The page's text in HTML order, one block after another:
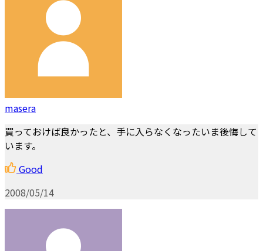
masera
買っておけば良かったと、手に入らなくなったいま後悔して
います。
Good
2008/05/14